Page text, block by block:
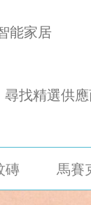
能家居
尋找精選供
磚 馬賽